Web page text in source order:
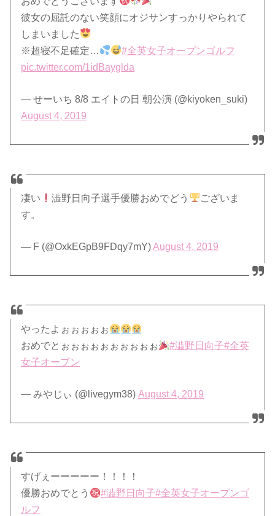
彼女の屈託のない笑顔にオジサンすっかりやられて
しまいました
※超寝不足確定…
#全英女子オープンゴルフ
pic.twitter.com/1idBayglda
— せーいち 8/8 エイトの日 朝公演 (@kiyoken_suki)
August 4, 2019
凄い 澁野日向子選手優勝おめでどう
ございま
す。
— F (@OxkEGpB9FDqy7mY)August 4, 2019
やったよぉぉぉぉぉ
おめでとぉぉぉぉぉぉぉぉぉぉ
#澁野日向子#全英
女子オープン
— みやじぃ (@livegym38)August 4, 2019
すげぇーーーーー！！！！
優勝おめでとう
#澁野日向子#全英女子オープンゴ
ルフ